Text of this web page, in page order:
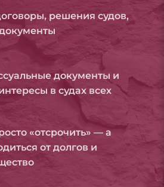
решения судов,
документы и
в судах всех
«отсрочить» — а
от долгов и